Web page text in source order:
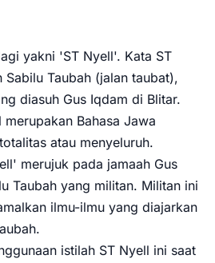
yakni 'ST Nyell'. Kata ST
Taubah (jalan taubat),
diasuh Gus Iqdam di Blitar.
Bahasa Jawa
atau menyeluruh.
merujuk pada jamaah Gus
Taubah yang militan. Militan ini
ilmu-ilmu yang diajarkan
istilah ST Nyell ini saat